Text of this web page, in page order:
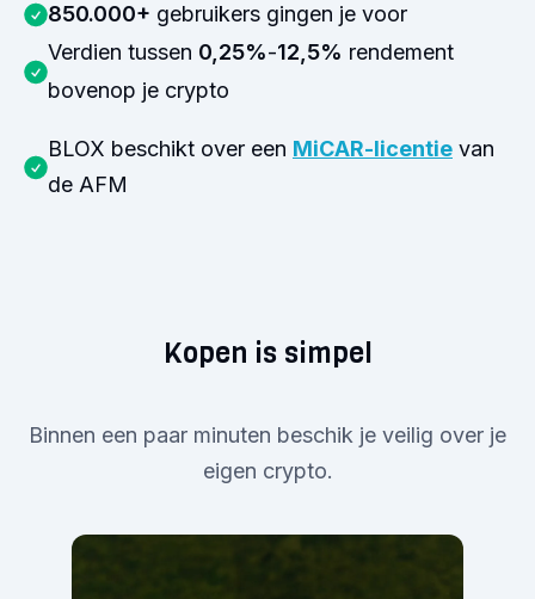
850.000+ gebruikers gingen je voor
Verdien tussen 0,25%-12,5% rendement
bovenop je crypto
BLOX beschikt over een MiCAR-licentie van
de AFM
Kopen is simpel
Binnen een paar minuten beschik je veilig over je
eigen crypto.